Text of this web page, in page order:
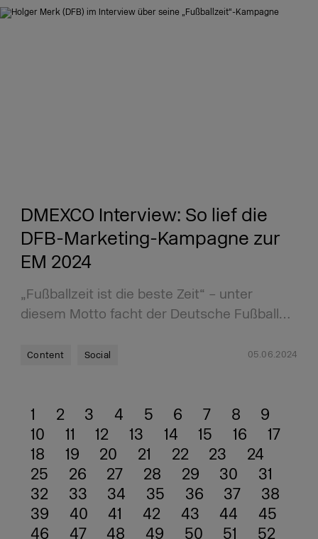
DMEXCO Interview: So lief die
DFB-Marketing-Kampagne zur
EM 2024
„Fußballzeit ist die beste Zeit“ – unter
diesem Motto facht der Deutsche Fußball…
Content Social 05.06.2024
1 2 3 4 5 6 7 8
9
10
11 12 13 14 15 16
17
18
19 20 21 22 23
24
25
26 27 28 29 30
31
32
33 34 35 36 37
38
39
40 41 42 43 44
45
46
47 48 49 50 51 52